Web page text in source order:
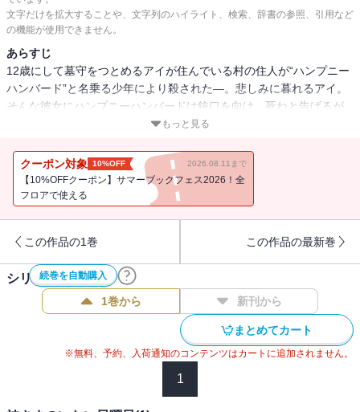
文字だけを拡大することや、文字列のハイライト、検索、辞書の参照、引用など
の機能が使用できません。
あらすじ
12歳にして墓守をつとめるアイが住んでいる村の住人が“ハンプニー
ハンバード”と名乗る少年により殺された―。悲しみに暮れるアイ。
そんな彼女にハンプニーハンバードは銃口を向け、死ねと告げるが
もっと見る
クーポン対象 10%OFF 2026.08.11まで
【10%OFFクーポン】サマーブックフェス2026！全
フロアで使える
この作品の1巻 この作品の最新巻
続巻を自動購入
シリーズ作品(4件)
1巻から 新刊から
まとめてカート
※無料、予約、入荷通知のコンテンツはカートに追加されません。
1